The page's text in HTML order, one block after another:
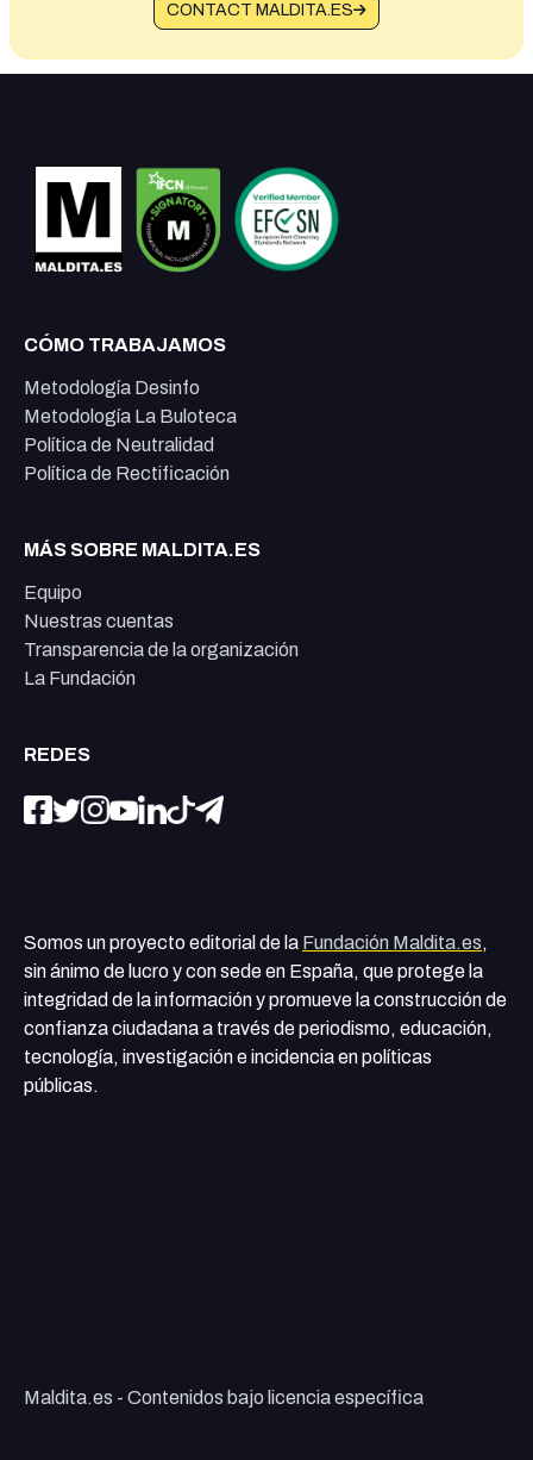
CONTACT MALDITA.ES
CÓMO TRABAJAMOS
Metodología Desinfo
Metodología La Buloteca
Política de Neutralidad
Política de Rectificación
MÁS SOBRE MALDITA.ES
Equipo
Nuestras cuentas
Transparencia de la organización
La Fundación
REDES
Somos un proyecto editorial de la Fundación Maldita.es,
sin ánimo de lucro y con sede en España, que protege la
integridad de la información y promueve la construcción de
confianza ciudadana a través de periodismo, educación,
tecnología, investigación e incidencia en políticas
públicas.
Maldita.es - Contenidos bajo licencia específica